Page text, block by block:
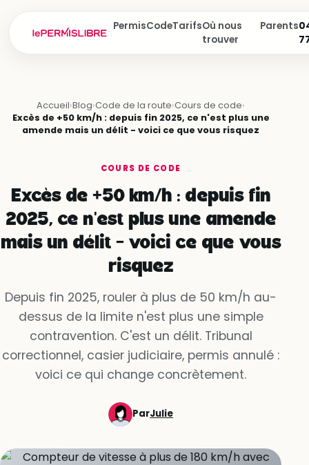
PermisCodeTarifsOù nous
trouver
Parents
Accueil›Blog›Code de la route›Cours de code›
Excès de +50 km/h : depuis fin 2025, ce n'est plus une
amende mais un délit - voici ce que vous risquez
COURS DE CODE
Excès de +50 km/h : depuis fin
2025, ce n'est plus une amende
mais un délit - voici ce que vous
risquez
Depuis fin 2025, rouler à plus de 50 km/h au-
dessus de la limite n'est plus une simple
contravention. C'est un délit. Tribunal
correctionnel, casier judiciaire, permis annulé :
voici ce qui change concrètement.
ParJulie